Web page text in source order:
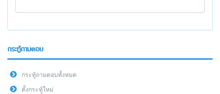
กระทู้ถามตอบ
กระทู้ถามตอบทั้งหมด
ตั้งกระทู้ใหม่